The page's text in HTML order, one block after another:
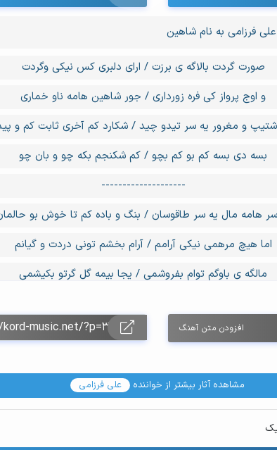
فرزامی به نام شاهین
صورت گردت بالاگه ی برزت / ارای دلبری کس نیکی وگردت
و اوج پرواز کی فره زورداری / جور شاهین هامه ناو خماری
و مغرور یه سر تیدو چید / شکارد کم آخری ثابت کم و
بسه دی بسه کم بو کم بچو / کم شکنجم بکه چو و بان چو
--------------------
هامه مال یه سر طاقوسان / بنگ و باده کم تا خوش بو
اما هیچ مرهمی نیکی آرامم / آرام بخشم تونی دردت و گیانم
مالگه ی باوگم توام بفروشمی / یجا بیمه گل گرتو بکیشمی
--------------------
رفیقیلم گشت بیونسه ساقی / حبسم و ناو خوم بی ملاقاتی
افزودن متن آهنگ
مشاهده آثار بیشتر از خواننده علی فرزامی